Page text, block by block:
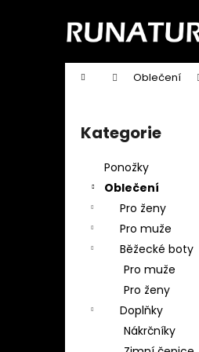
Domů Oblečení
Přeskočit
kategorie
Kategorie
Ponožky
Oblečení
Pro ženy
Pro muže
Běžecké boty
Pro muže
Pro ženy
Doplňky
Nákrčníky
Zpět
Zpět